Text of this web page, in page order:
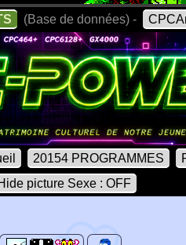
(Base de données) -
20154 PROGRAMMES
picture Sexe : OFF